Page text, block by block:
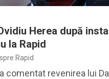
Herea după
la Rapid
Rapid
comentat revenirea lui